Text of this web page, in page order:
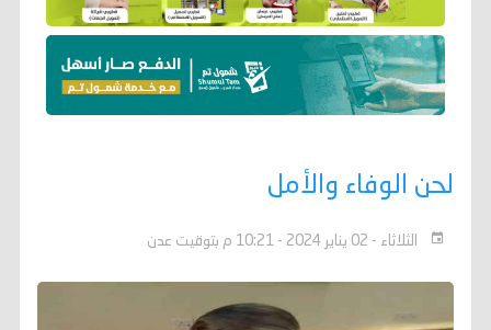
لحن الوفاء والأمل
الثلاثاء - 02 يناير 2024 - 10:21 م بتوقيت عدن